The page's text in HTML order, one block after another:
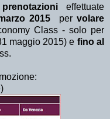
prenotazionieffettuate
2015 per volare
Class - solo per
maggio 2015) e fino al